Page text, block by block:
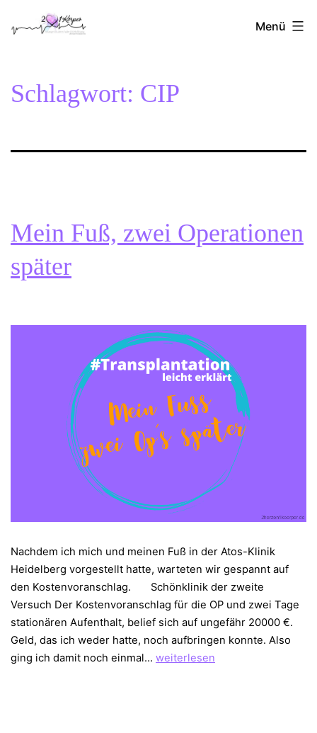
Inhalt2Herzen1Körper Menü
Schlagwort: CIP
Mein Fuß, zwei Operationen
später
Nachdem ich mich und meinen Fuß in der Atos-Klinik
Heidelberg vorgestellt hatte, warteten wir gespannt auf
den Kostenvoranschlag. Schönklinik der zweite
Versuch Der Kostenvoranschlag für die OP und zwei Tage
stationären Aufenthalt, belief sich auf ungefähr 20000 €.
Geld, das ich weder hatte, noch aufbringen konnte. Also
ging ich damit noch einmal… Mein
weiterlesen